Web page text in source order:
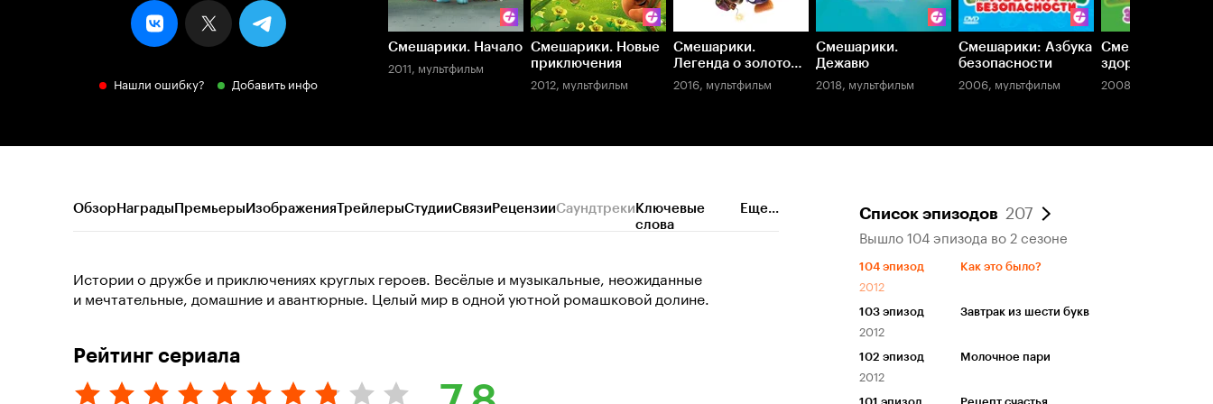
Нашли ошибку? Добавить инфо
Смешарики. Начало
2011, мультфильм
Смешарики. Новые
приключения
2012, мультфильм
Смешарики.
Легенда о золотом
драконе
2016, мультфильм
Смешарики.
Дежавю
2018, мультфильм
Смешарики: Азбука
безопасности
2006, мультфильм
Смешарики.
здоровья
2008, мультфильм
ОбзорНаградыПремьерыИзображенияТрейлерыСтудииСвязиРецензииСаундтрекиКлючевые
слова
Еще...
Истории о дружбе и приключениях круглых героев. Весёлые и музыкальные, неожиданные
и мечтательные, домашние и авантюрные. Целый мир в одной уютной ромашковой долине.
Рейтинг сериала
Список эпизодов 207
Вышло 104 эпизода во 2 сезоне
104 эпизод
2012
Как это было?
103 эпизод
2012
Завтрак из шести букв
102 эпизод
2012
Молочное пари